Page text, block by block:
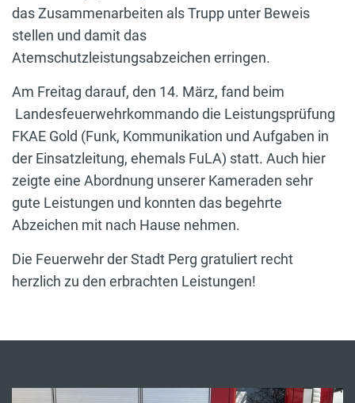
das Zusammenarbeiten als Trupp unter Beweis
stellen und damit das
Atemschutzleistungsabzeichen erringen.
Am Freitag darauf, den 14. März, fand beim
Landesfeuerwehrkommando die Leistungsprüfung
FKAE Gold (Funk, Kommunikation und Aufgaben in
der Einsatzleitung, ehemals FuLA) statt. Auch hier
zeigte eine Abordnung unserer Kameraden sehr
gute Leistungen und konnten das begehrte
Abzeichen mit nach Hause nehmen.
Die Feuerwehr der Stadt Perg gratuliert recht
herzlich zu den erbrachten Leistungen!